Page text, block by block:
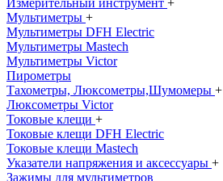
Измерительный инструмент +
Мультиметры +
Мультиметры DFH Electric
Мультиметры Mastech
Мультиметры Victor
Пирометры
Тахометры, Люксометры,Шумомеры +
Люксометры Victor
Токовые клещи +
Токовые клещи DFH Electric
Токовые клещи Mastech
Указатели напряжения и аксессуары +
Зажимы для мультиметров